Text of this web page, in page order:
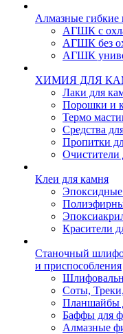
Алмазные гибкие
АГШК с
АГШК без
АГШК
ХИМИЯ ДЛЯ
Лаки для
Порошки и
Термо
Средства
Пропитки
Очистители
Клеи для камня
Эпоксидные
Красители
Станочный
и приспособления
Соты,
Планшайбы
Баффы для
Алмазные